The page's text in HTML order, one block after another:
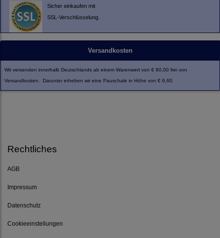
Sicher einkaufen mit
SSL-Verschlüsselung.
Versandkosten
Wir versenden innerhalb Deutschlands ab einem Warenwert von € 80,00 frei von
Versandkosten. Darunter erheben wir eine Pauschale in Höhe von € 6,60.
Rechtliches
AGB
Impressum
Datenschutz
Cookieeinstellungen